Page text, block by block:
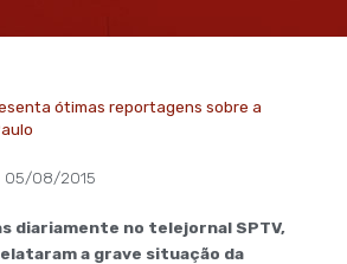
ótimas reportagens sobre a
05/08/2015
diariamente no telejornal SPTV,
a grave situação da